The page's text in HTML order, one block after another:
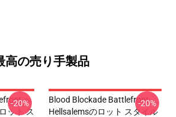
高の売り手製品
へ
ット ス
-20%
Blood Blockade Battlefront
Hellsalemsのロット スタイル
-20%